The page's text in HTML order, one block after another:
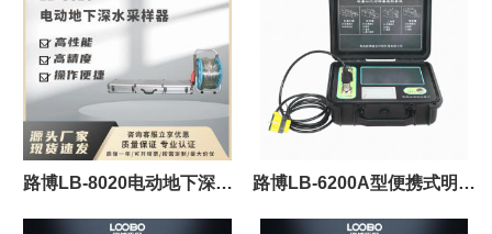
路博LB-8020电动地下深水
采样器
路博LB-6200A型便携式明渠
流量计 满足HJ/T15-2019标